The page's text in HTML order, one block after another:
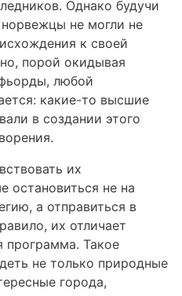
Однако будучи
не могли не
к своей
порой окидывая
любой
какие-то высшие
в создании этого
их
остановиться не на
а отправиться в
их отличает
программа. Такое
не только природные
города,